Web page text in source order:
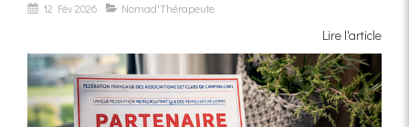
12 Fév 2026 Nomad'Thérapeute
Lire l'article